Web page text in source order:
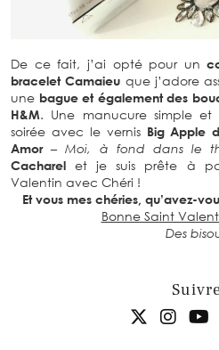
De ce fait, j’ai opté pour un
bracelet Camaieu que j’adore
une bague et également des
H&M. Une manucure simple
soirée avec le vernis Big Apple
Amor–Moi, à fond dans le
Cacharel et je suis prête à
Valentin avec Chéri !
Et vous mes chéries, qu’avez-
Bonne Saint
Des